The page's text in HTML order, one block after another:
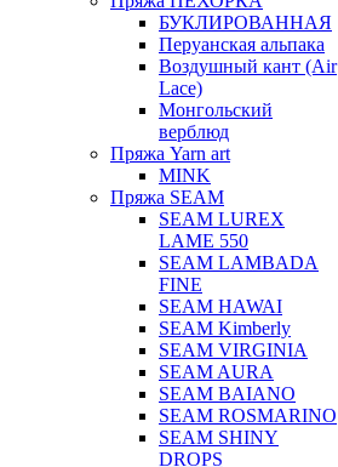
БУКЛИРОВАННАЯ
Перуанская альпака
Воздушный кант (Air
Lace)
Монгольский
верблюд
Пряжа Yarn art
MINK
Пряжа SEAM
SEAM LUREX
LAME 550
SEAM LAMBADA
FINE
SEAM HAWAI
SEAM Kimberly
SEAM VIRGINIA
SEAM AURA
SEAM BAIANO
SEAM ROSMARINO
SEAM SHINY
DROPS